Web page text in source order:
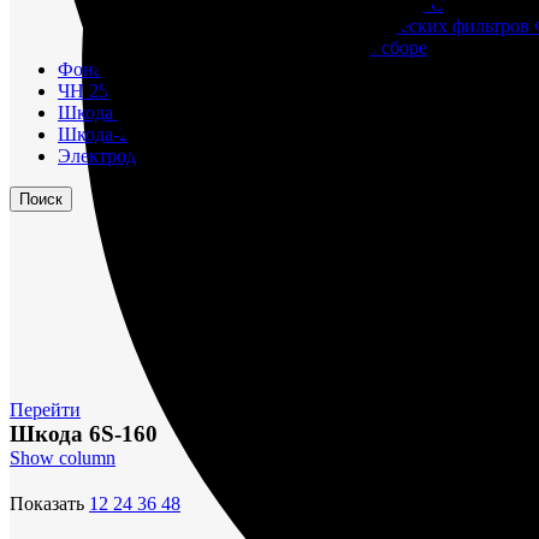
Корпусы гидравлических фильтров ФГС
Фильтрующие элементы гидравлических
Фильтры гидравлические ФГС в сборе
Фонари
ЧН 25/34
Шкода 6S-160
Шкода-275
Электродвигатели
Поиск
Перейти
Шкода 6S-160
Show column
Показать 12 24 36 48